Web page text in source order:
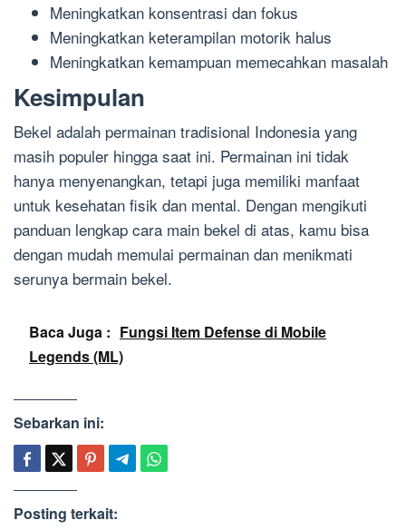
Meningkatkan konsentrasi dan fokus
Meningkatkan keterampilan motorik halus
Meningkatkan kemampuan memecahkan masalah
Kesimpulan
Bekel adalah permainan tradisional Indonesia yang
masih populer hingga saat ini. Permainan ini tidak
hanya menyenangkan, tetapi juga memiliki manfaat
untuk kesehatan fisik dan mental. Dengan mengikuti
panduan lengkap cara main bekel di atas, kamu bisa
dengan mudah memulai permainan dan menikmati
serunya bermain bekel.
Baca Juga : Fungsi Item Defense di Mobile
Legends (ML)
Sebarkan ini:
Posting terkait: